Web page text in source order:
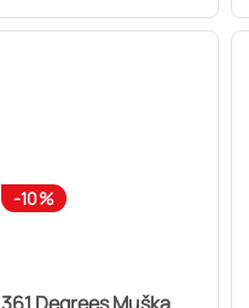
-10%
361 Degrees Muška